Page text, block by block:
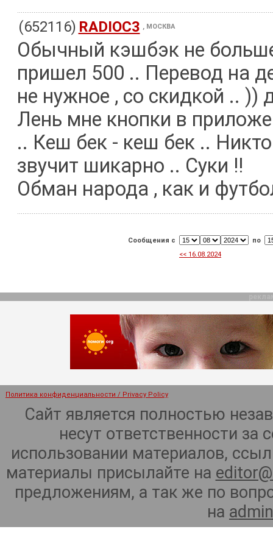
(652116) RADIOC3 , МОСКВА
Обычный кэшбэк не
пришел 500 .. Перевод на
не нужное , со скидкой .. ))
Лень мне кнопки в
.. Кеш бек - кеш бек ..
звучит шикарно .. Суки !!
Обман народа , как и
Сообщения с
по
<< 16.08.2024
Политика конфиденциальности / Privacy Policy
Сайт является полностью
несут ответственности
использовании материалов,
материалы присылайте на
предложениям, а так же по
на